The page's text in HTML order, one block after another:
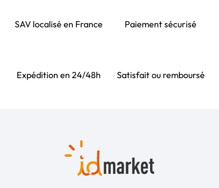
SAV localisé en France Paiement sécurisé
Expédition en 24/48h Satisfait ou remboursé